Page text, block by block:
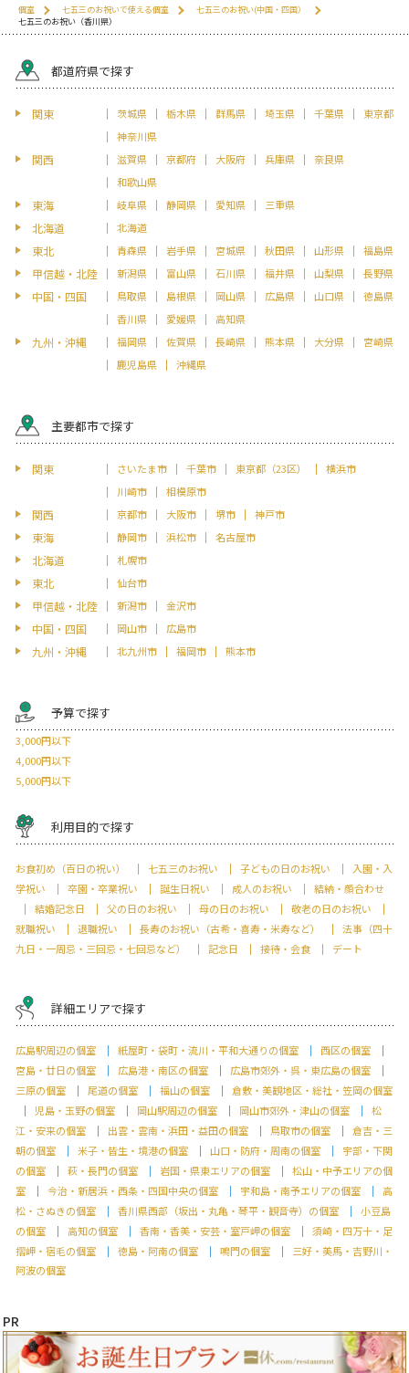
個室 七五三のお祝いで使える個室
七五三のお祝い(中国・四国）
七五三のお祝い（香川県）
都道府県で探す
関東 茨城県 栃木県 群馬県 埼玉県 千葉県
東京都
神奈川県
関西 滋賀県 京都府 大阪府 兵庫県
奈良県
和歌山県
東海 岐阜県 静岡県 愛知県 三重県
北海道 北海道
東北 青森県 岩手県 宮城県 秋田県 山形県 福島県
甲信越・北陸 新潟県 富山県 石川県 福井県 山梨県 長野県
中国・四国 鳥取県 島根県 岡山県 広島県 山口県
徳島県
香川県
愛媛県 高知県
九州・沖縄 福岡県 佐賀県 長崎県 熊本県 大分県
宮崎県
鹿児島県
沖縄県
主要都市で探す
関東 さいたま市 千葉市 東京都（23区）
横浜市
川崎市
相模原市
関西 京都市 大阪市 堺市 神戸市
東海 静岡市 浜松市 名古屋市
北海道 札幌市
東北 仙台市
甲信越・北陸 新潟市 金沢市
中国・四国 岡山市 広島市
九州・沖縄 北九州市 福岡市 熊本市
予算で探す
3,000円以下
4,000円以下
5,000円以下
利用目的で探す
お食初め（百日の祝い） 七五三のお祝い 子どもの日のお祝い
入園・入
学祝い
卒園・卒業祝い 誕生日祝い 成人のお祝い
結納・顔合わせ
結婚記念日
父の日のお祝い 母の日のお祝い
敬老の日のお祝い
就職祝い
退職祝い 長寿のお祝い（古希・喜寿・米寿など）
法事（四十
九日・一周忌・三回忌・七回忌など）
記念日 接待・会食 デート
詳細エリアで探す
広島駅周辺の個室 紙屋町・袋町・流川・平和大通りの個室
西区の個室
宮島・廿日の個室
広島港・南区の個室
広島市郊外・呉・東広島の個室
三原の個室
尾道の個室 福山の個室
倉敷・美観地区・総社・笠岡の個室
児島・玉野の個室
岡山駅周辺の個室 岡山市郊外・津山の個室
松
江・安来の個室
出雲・雲南・浜田・益田の個室 鳥取市の個室
倉吉・三
朝の個室
米子・皆生・境港の個室 山口・防府・周南の個室
宇部・下関
の個室
萩・長門の個室 岩国・県東エリアの個室
松山・中予エリアの個
室
今治・新居浜・西条・四国中央の個室 宇和島・南予エリアの個室
高
松・さぬきの個室
香川県西部（坂出・丸亀・琴平・観音寺）の個室
小豆島
の個室
高知の個室 香南・香美・安芸・室戸岬の個室
須崎・四万十・足
摺岬・宿毛の個室
徳島・阿南の個室 鳴門の個室
三好・美馬・吉野川・
阿波の個室
PR